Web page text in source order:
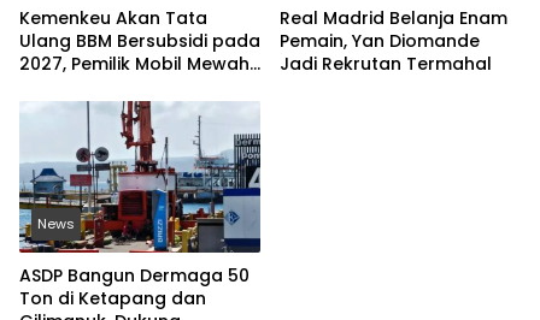
Kemenkeu Akan Tata
Ulang BBM Bersubsidi pada
2027, Pemilik Mobil Mewah
Real Madrid Belanja Enam
Pemain, Yan Diomande
Jadi Rekrutan Termahal
News
ASDP Bangun Dermaga 50
Ton di Ketapang dan